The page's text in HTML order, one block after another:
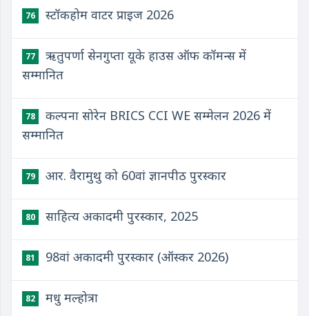
76 स्टॉकहोम वाटर प्राइज 2026
77
ऋतुपर्णा सेनगुप्ता यूके हाउस ऑफ कॉमन्स में
सम्मानित
78
कल्पना सोरेन BRICS CCI WE सम्मेलन 2026 में
सम्मानित
79 आर. वैरामुथु को 60वां ज्ञानपीठ पुरस्कार
80 साहित्य अकादमी पुरस्कार, 2025
81 98वां अकादमी पुरस्कार (ऑस्कर 2026)
82 मधु मल्होत्रा